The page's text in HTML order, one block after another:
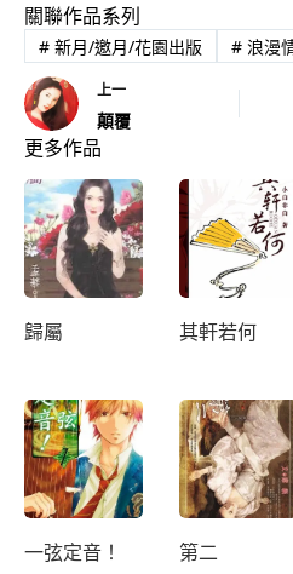
關聯作品系列
#新月/邀月/花園出版 #浪漫
上一
顛覆
更多作品
歸屬 其軒若何
一弦定音！ 第二